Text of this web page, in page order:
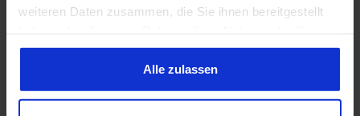
weiteren Daten zusammen, die Sie ihnen bereitgestellt
gesammelt haben. Sie geben Einwilligung zu unseren
Cookies, wenn Sie unsere Webseite weiterhin nutzen.
Alle zulassen
68
Prod.-Nr.: 711217